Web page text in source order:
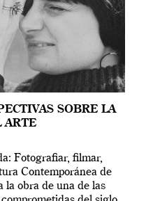
SOBRE LA
ARTE
Fotografiar, filmar,
Contemporánea de
la obra de una de las